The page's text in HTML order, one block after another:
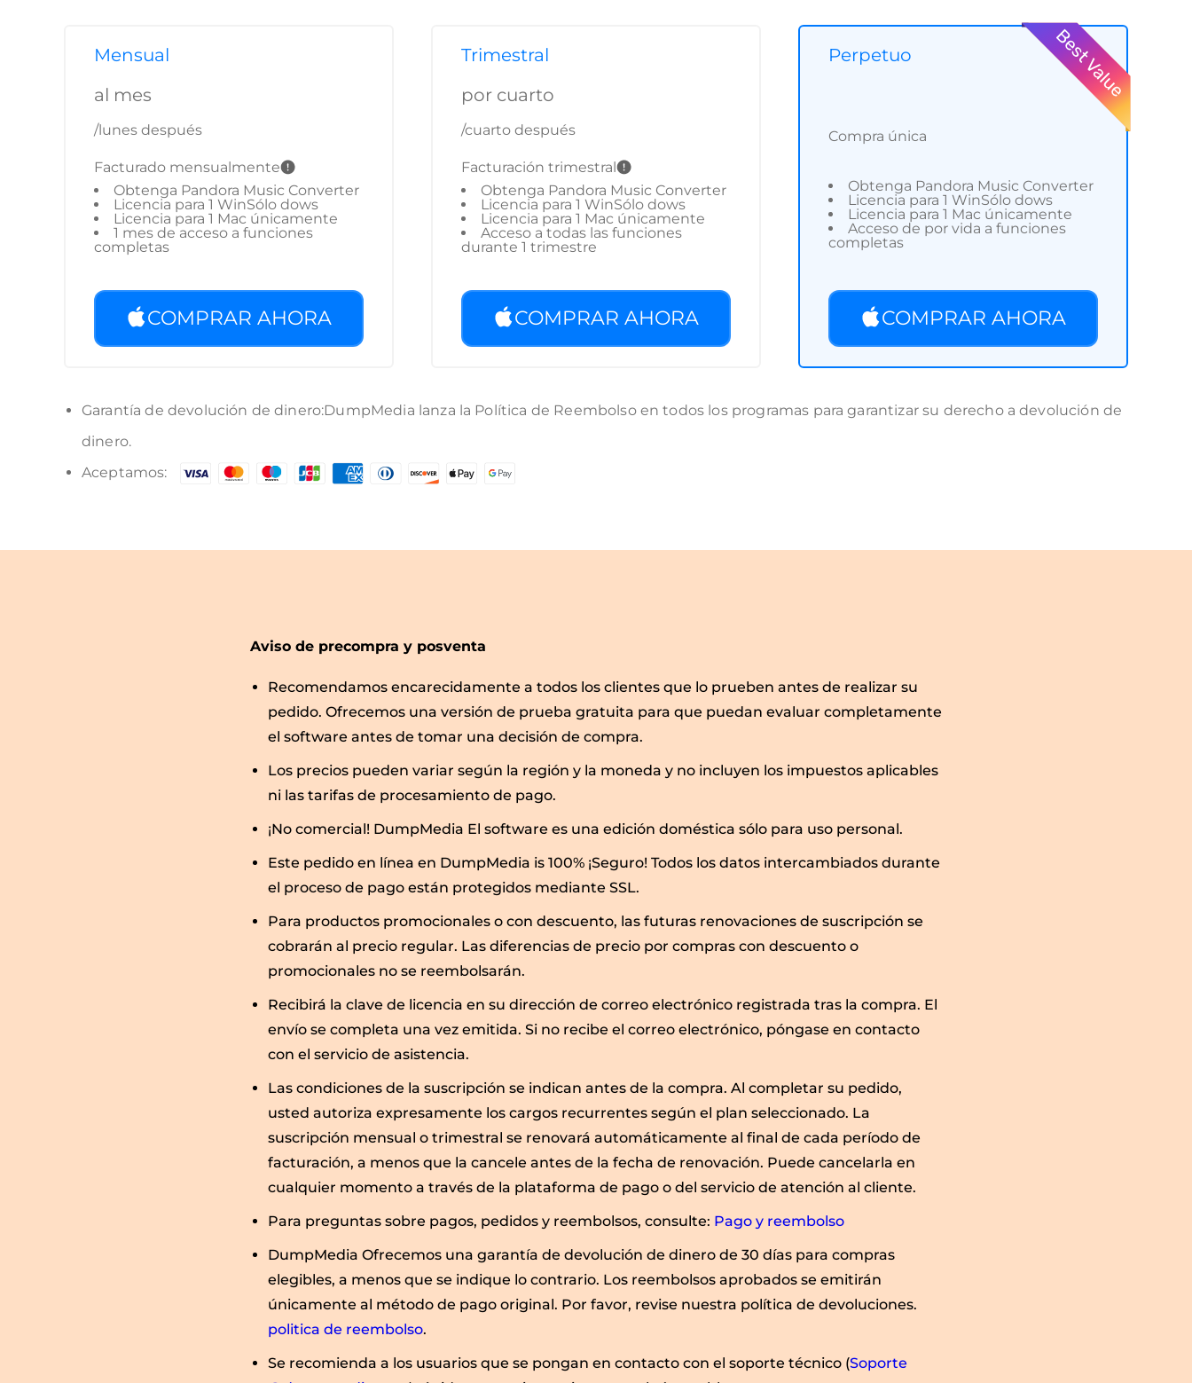
Mensual
al mes
/lunes después
Facturado mensualmente
Obtenga Pandora Music Converter
Licencia para 1 WinSólo dows
Licencia para 1 Mac únicamente
1 mes de acceso a funciones
completas
COMPRAR AHORA
Trimestral
por cuarto
/cuarto después
Facturación trimestral
Obtenga Pandora Music Converter
Licencia para 1 WinSólo dows
Licencia para 1 Mac únicamente
Acceso a todas las funciones
durante 1 trimestre
COMPRAR AHORA
Perpetuo
Compra única
Obtenga Pandora Music Converter
Licencia para 1 WinSólo dows
Licencia para 1 Mac únicamente
Acceso de por vida a funciones
completas
COMPRAR AHORA
Garantía de devolución de dinero:DumpMedia lanza la Política de Reembolso en todos los programas para garantizar su derecho a devolución de
dinero.
Aceptamos:
Aviso de precompra y posventa
Recomendamos encarecidamente a todos los clientes que lo prueben antes de realizar su
pedido. Ofrecemos una versión de prueba gratuita para que puedan evaluar completamente
el software antes de tomar una decisión de compra.
Los precios pueden variar según la región y la moneda y no incluyen los impuestos aplicables
ni las tarifas de procesamiento de pago.
¡No comercial! DumpMedia El software es una edición doméstica sólo para uso personal.
Este pedido en línea en DumpMedia is 100% ¡Seguro! Todos los datos intercambiados durante
el proceso de pago están protegidos mediante SSL.
Para productos promocionales o con descuento, las futuras renovaciones de suscripción se
cobrarán al precio regular. Las diferencias de precio por compras con descuento o
promocionales no se reembolsarán.
Recibirá la clave de licencia en su dirección de correo electrónico registrada tras la compra. El
envío se completa una vez emitida. Si no recibe el correo electrónico, póngase en contacto
con el servicio de asistencia.
Las condiciones de la suscripción se indican antes de la compra. Al completar su pedido,
usted autoriza expresamente los cargos recurrentes según el plan seleccionado. La
suscripción mensual o trimestral se renovará automáticamente al final de cada período de
facturación, a menos que la cancele antes de la fecha de renovación. Puede cancelarla en
cualquier momento a través de la plataforma de pago o del servicio de atención al cliente.
Para preguntas sobre pagos, pedidos y reembolsos, consulte: Pago y reembolso
DumpMedia Ofrecemos una garantía de devolución de dinero de 30 días para compras
elegibles, a menos que se indique lo contrario. Los reembolsos aprobados se emitirán
únicamente al método de pago original. Por favor, revise nuestra política de devoluciones.
politica de reembolso.
Se recomienda a los usuarios que se pongan en contacto con el soporte técnico (Soporte